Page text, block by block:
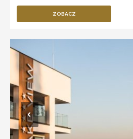
ZOBACZ